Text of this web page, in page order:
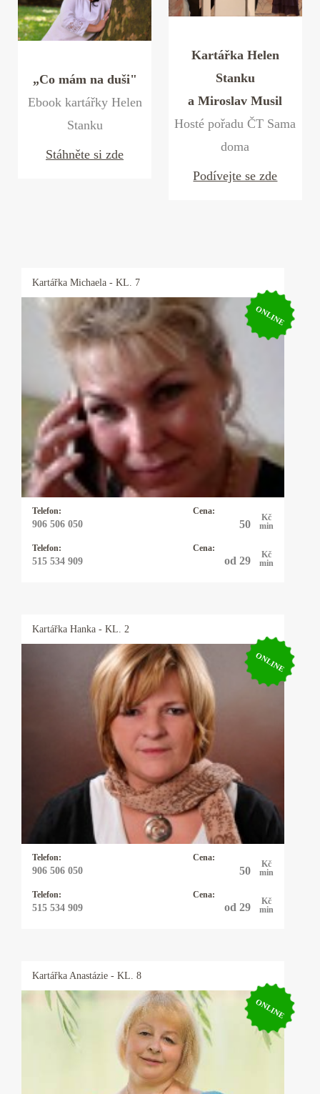
„Co mám na duši"
Ebook kartářky Helen
Stanku
Stáhněte si zde
Kartářka Helen
Stanku
a Miroslav Musil
Hosté pořadu ČT Sama
doma
Podívejte se zde
Kartářka Michaela - KL. 7
ONLINE
Telefon:
906 506 050
Cena:
50
Kč
min
Telefon:
515 534 909
Cena:
od 29
Kč
min
Kartářka Michaela
Pro své klienty je Michaela pojmem, neboť ví
ihned jádro problému a je velmi přesná, pokud
potřebujete rychlou, jasnou odpověď můžete
zvolit právě ji a budete překvapeni, co vše ví.
Kartářka Hanka - KL. 2
ONLINE
Telefon:
906 506 050
Cena:
50
Kč
min
Telefon:
515 534 909
Cena:
od 29
Kč
min
Kartářka Hanka
Profesionální výklad karet, autorské výklady,
rozbor osobnosti a partnerských vztahů podle
data narození. Pomůžu vám uvědomit si svůj
potenciál. Dodám vám sílu a odvahu, abyste
mohli čelit překážkám a výzvám ve svém
životě.
Kartářka Anastázie - KL. 8
ONLINE
Kartářka Anastázie
Já Anastázie jsem přišla na tento svět s darem